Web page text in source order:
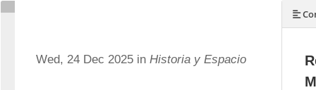
Wed, 24 Dec 2025 in Historia y Espacio